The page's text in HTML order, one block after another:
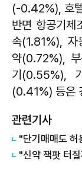
(-0.42%), 호
반면 항공기
속(1.81%), 자
약(0.72%),
기(0.55%),
(0.41%) 등은
관련기사
"단기매매도 허
"신약 잭팟 터